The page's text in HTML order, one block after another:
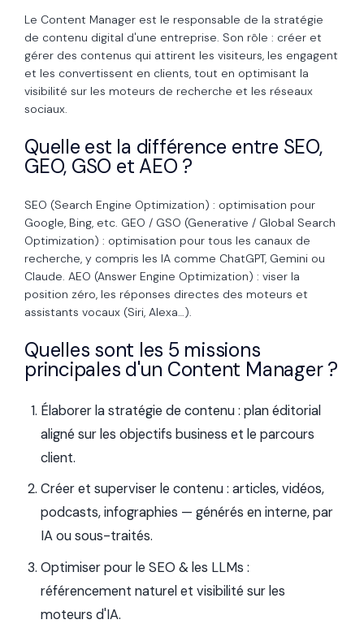
Le Content Manager est le responsable de la stratégie
de contenu digital d'une entreprise. Son rôle : créer et
gérer des contenus qui attirent les visiteurs, les engagent
et les convertissent en clients, tout en optimisant la
visibilité sur les moteurs de recherche et les réseaux
sociaux.
Quelle est la différence entre SEO,
GEO, GSO et AEO ?
SEO (Search Engine Optimization) : optimisation pour
Google, Bing, etc. GEO / GSO (Generative / Global Search
Optimization) : optimisation pour tous les canaux de
recherche, y compris les IA comme ChatGPT, Gemini ou
Claude. AEO (Answer Engine Optimization) : viser la
position zéro, les réponses directes des moteurs et
assistants vocaux (Siri, Alexa…).
Quelles sont les 5 missions
principales d'un Content Manager ?
Élaborer la stratégie de contenu : plan éditorial
aligné sur les objectifs business et le parcours
client.
Créer et superviser le contenu : articles, vidéos,
podcasts, infographies — générés en interne, par
IA ou sous-traités.
Optimiser pour le SEO & les LLMs :
référencement naturel et visibilité sur les
moteurs d'IA.